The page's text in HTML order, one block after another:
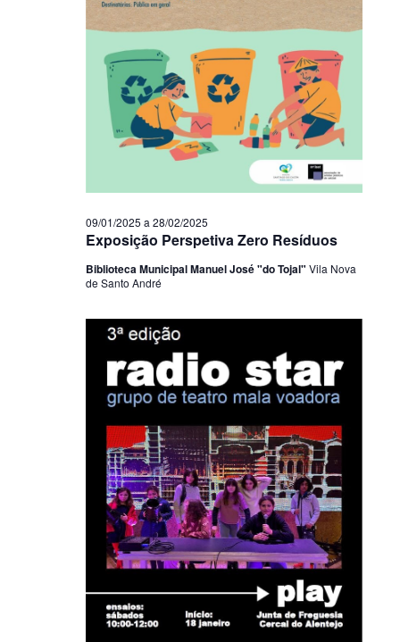
Exposição Perspetiva Zero Resíduos
09/01/2025 a 28/02/2025
Biblioteca Municipal Manuel José "do Tojal" Vila Nova
de Santo André